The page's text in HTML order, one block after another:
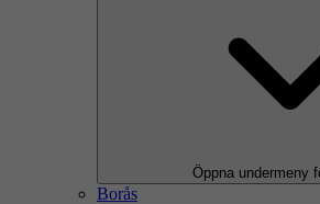
Öppna undermeny
Borås